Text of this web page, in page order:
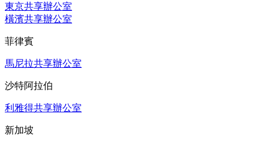
東京共享辦公室
橫濱共享辦公室
菲律賓
馬尼拉共享辦公室
沙特阿拉伯
利雅得共享辦公室
新加坡